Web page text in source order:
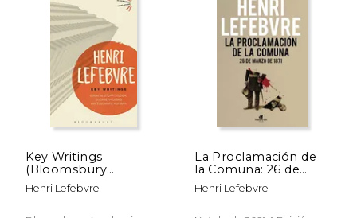
6%
dcto.
6%
dcto.
Key Writings
(Bloomsbury
Revelations)
Henri Lefebvre
La Proclamación de
la Comuna: 26 de
Marzo de 1871
Henri Lefebvre